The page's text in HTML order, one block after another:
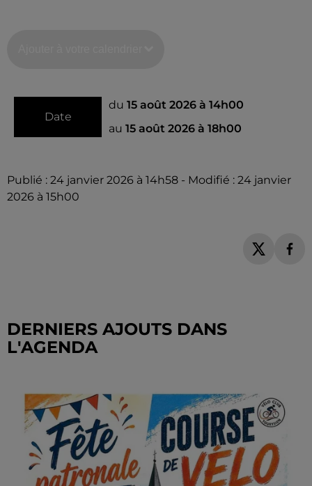
Date
du 15 août 2026 à 14h00
au 15 août 2026 à 18h00
Publié : 24 janvier 2026 à 14h58 - Modifié : 24 janvier
2026 à 15h00
DERNIERS AJOUTS DANS
L'AGENDA